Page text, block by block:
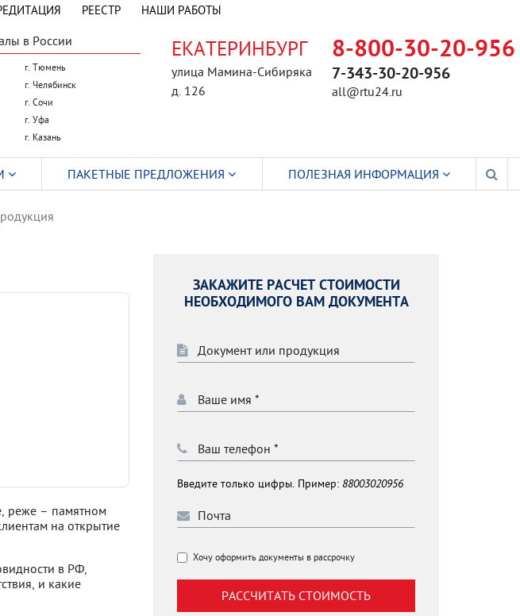
РЕЕСТР НАШИ РАБОТЫ
в России
г. Тюмень
г. Челябинск
г. Сочи
г. Уфа
г. Казань
ЕКАТЕРИНБУРГ
улица Мамина-Сибиряка
д. 126
8-800-30-20-956
7-343-30-20-956
all@rtu24.ru
реже – памятном
на открытие
в РФ,
и какие
ЗАКАЖИТЕ РАСЧЕТ СТОИМОСТИ
НЕОБХОДИМОГО ВАМ ДОКУМЕНТА
Введите только цифры. Пример: 88003020956
Хочу оформить документы в рассрочку
РАССЧИТАТЬ СТОИМОСТЬ
ПАКЕТНЫЕ ПРЕДЛОЖЕНИЯ ПОЛЕЗНАЯ ИНФОРМАЦИЯ